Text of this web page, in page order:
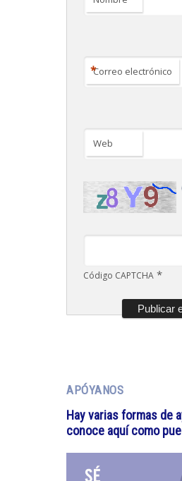
Correo electrónico
*
Web
Código CAPTCHA *
APÓYANOS
Hay varias formas de
conoce aquí como